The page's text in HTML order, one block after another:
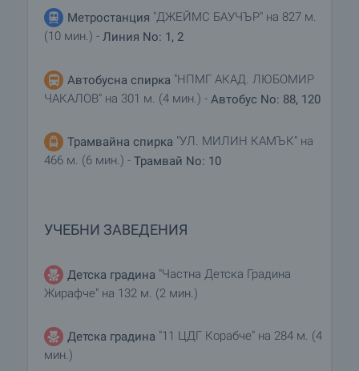
Метростанция "ДЖЕЙМС БАУЧЪР" на 827 м.
(10 мин.) - Линия No: 1, 2
Автобусна спирка "НПМГ АКАД. ЛЮБОМИР
ЧАКАЛОВ" на 301 м. (4 мин.) - Автобус No: 88, 120
Трамвайна спирка "УЛ. МИЛИН КАМЪК" на
466 м. (6 мин.) - Трамвай No: 10
УЧЕБНИ ЗАВЕДЕНИЯ
Детска градина "Частна Детска Градина
Жирафче" на 132 м. (2 мин.)
Детска градина "11 ЦДГ Корабче" на 284 м. (4
мин.)